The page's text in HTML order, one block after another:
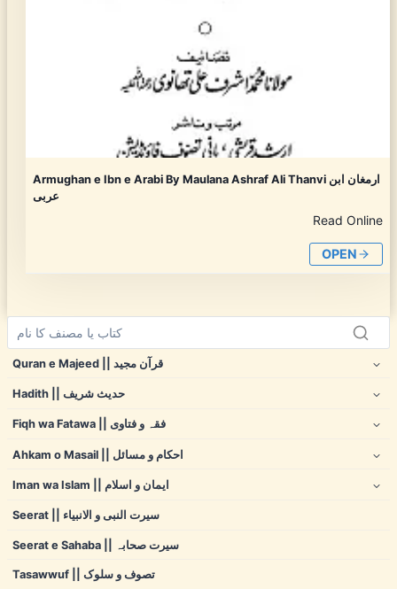
Armughan e Ibn e Arabi By Maulana Ashraf Ali Thanvi ارمغان ابن
عربی
Read Online
OPEN
Quran e Majeed || قرآن مجید
Hadith || حدیث شریف
Fiqh wa Fatawa || فقہ و فتاوی
Ahkam o Masail || احکام و مسائل
Iman wa Islam || ایمان و اسلام
Seerat || سیرت النبی و الانبیاء
Seerat e Sahaba || سیرت صحابہ
Tasawwuf || تصوف و سلوک